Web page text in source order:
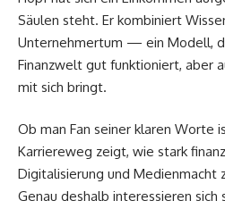
Säulen steht. Er kombiniert
Unternehmertum — ein Modell,
Finanzwelt gut funktioniert, aber
mit sich bringt.
Ob man Fan seiner klaren Worte
Karriereweg zeigt, wie stark
Digitalisierung und Medienmacht
Genau deshalb interessieren sich